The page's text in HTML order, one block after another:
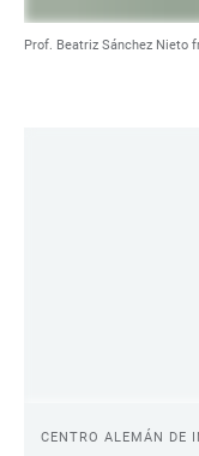
Prof. Beatriz Sánchez Nieto
CENTRO ALEMÁN DE